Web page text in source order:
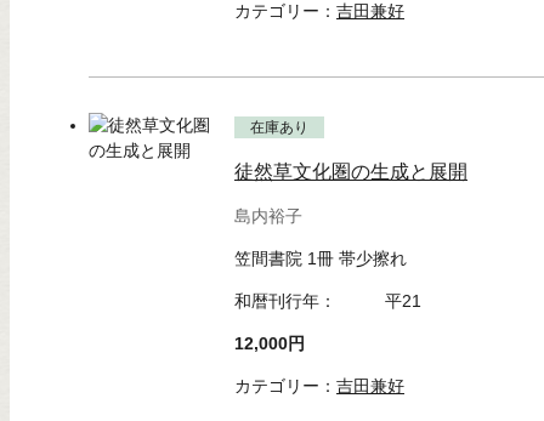
カテゴリー： 吉田兼好
在庫あり
徒然草文化圏の生成と展開
島内裕子
笠間書院 1冊 帯少擦れ
和暦刊行年： 平21
12,000円
カテゴリー： 吉田兼好